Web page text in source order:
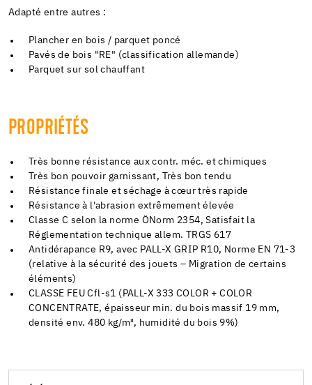
Adapté entre autres :
Plancher en bois / parquet poncé
Pavés de bois "RE" (classification allemande)
Parquet sur sol chauffant
PROPRIÉTÉS
Très bonne résistance aux contr. méc. et chimiques
Très bon pouvoir garnissant, Très bon tendu
Résistance finale et séchage à cœur très rapide
Résistance à l'abrasion extrêmement élevée
Classe C selon la norme ÖNorm 2354, Satisfait la
Réglementation technique allem. TRGS 617
Antidérapance R9, avec PALL-X GRIP R10, Norme EN 71-3
(relative à la sécurité des jouets – Migration de certains
éléments)
CLASSE FEU Cfl-s1 (PALL-X 333 COLOR + COLOR
CONCENTRATE, épaisseur min. du bois massif 19 mm,
densité env. 480 kg/m³, humidité du bois 9%)